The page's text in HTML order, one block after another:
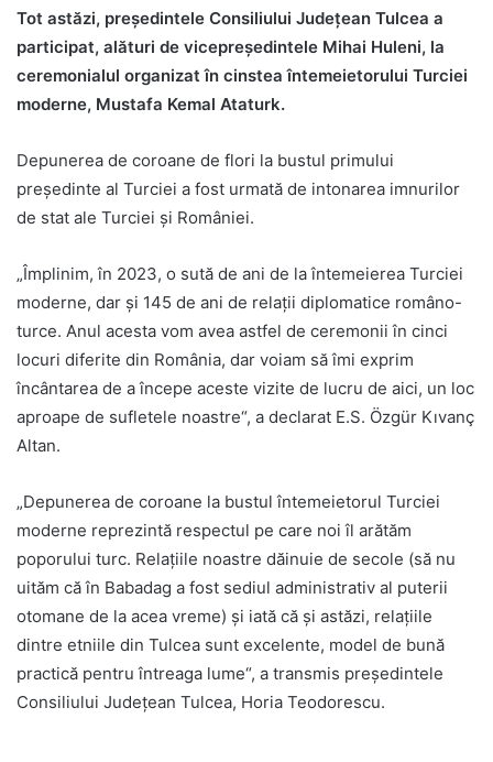
Tot astăzi, președintele Consiliului Județean Tulcea a
participat, alături de vicepreședintele Mihai Huleni, la
ceremonialul organizat în cinstea întemeietorului Turciei
moderne, Mustafa Kemal Ataturk.
Depunerea de coroane de flori la bustul primului
președinte al Turciei a fost urmată de intonarea imnurilor
de stat ale Turciei și României.
„Împlinim, în 2023, o sută de ani de la întemeierea Turciei
moderne, dar și 145 de ani de relații diplomatice româno-
turce. Anul acesta vom avea astfel de ceremonii în cinci
locuri diferite din România, dar voiam să îmi exprim
încântarea de a începe aceste vizite de lucru de aici, un loc
aproape de sufletele noastre“, a declarat E.S. Özgür Kıvanç
Altan.
„Depunerea de coroane la bustul întemeietorul Turciei
moderne reprezintă respectul pe care noi îl arătăm
poporului turc. Relațiile noastre dăinuie de secole (să nu
uităm că în Babadag a fost sediul administrativ al puterii
otomane de la acea vreme) și iată că și astăzi, relațiile
dintre etniile din Tulcea sunt excelente, model de bună
practică pentru întreaga lume“, a transmis președintele
Consiliului Județean Tulcea, Horia Teodorescu.